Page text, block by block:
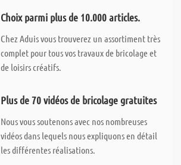
Choix parmi plus de 10.000 articles.
Chez Aduis vous trouverez un assortiment très
complet pour tous vos travaux de bricolage et
de loisirs créatifs.
Plus de 70 vidéos de bricolage gratuites
Nous vous soutenons avec nos nombreuses
vidéos dans lequels nous expliquons en détail
les différentes réalisations.